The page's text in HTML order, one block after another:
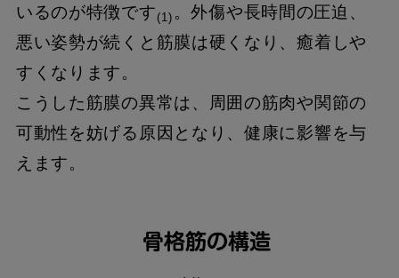
いるのが特徴です (1) 。外傷や長時間の圧迫、
悪い姿勢が続くと筋膜は硬くなり、癒着しや
すくなります。
こうした筋膜の異常は、周囲の筋肉や関節の
可動性を妨げる原因となり、健康に影響を与
えます。